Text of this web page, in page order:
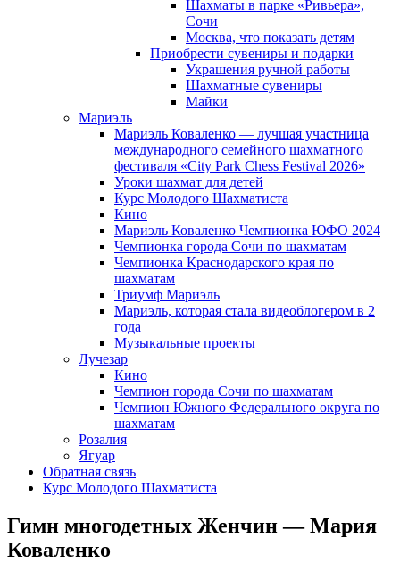
Шахматы в парке «Ривьера»,
Сочи
Москва, что показать детям
Приобрести сувениры и подарки
Украшения ручной работы
Шахматные сувениры
Майки
Мариэль
Мариэль Коваленко — лучшая участница
международного семейного шахматного
фестиваля «City Park Chess Festival 2026»
Уроки шахмат для детей
Курс Молодого Шахматиста
Кино
Мариэль Коваленко Чемпионка ЮФО 2024
Чемпионка города Сочи по шахматам
Чемпионка Краснодарского края по
шахматам
Триумф Мариэль
Мариэль, которая стала видеоблогером в 2
года
Музыкальные проекты
Лучезар
Кино
Чемпион города Сочи по шахматам
Чемпион Южного Федерального округа по
шахматам
Розалия
Ягуар
Обратная связь
Курс Молодого Шахматиста
Гимн многодетных Женчин — Мария
Коваленко